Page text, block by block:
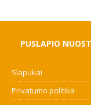
PUSLAPIO
Slapukai
Privatumo politika